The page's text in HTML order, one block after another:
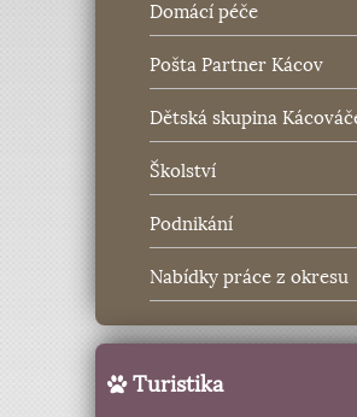
Domácí péče
Pošta Partner Kácov
Dětská skupina
Školství
Podnikání
Nabídky práce z okresu
Turistika